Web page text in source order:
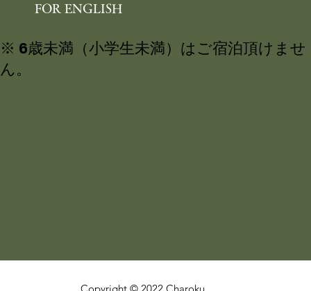
FOR ENGLISH
※ 6歳未満（小学生未満）はご宿泊頂けませ
ん。